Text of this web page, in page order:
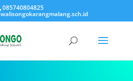
085740804825